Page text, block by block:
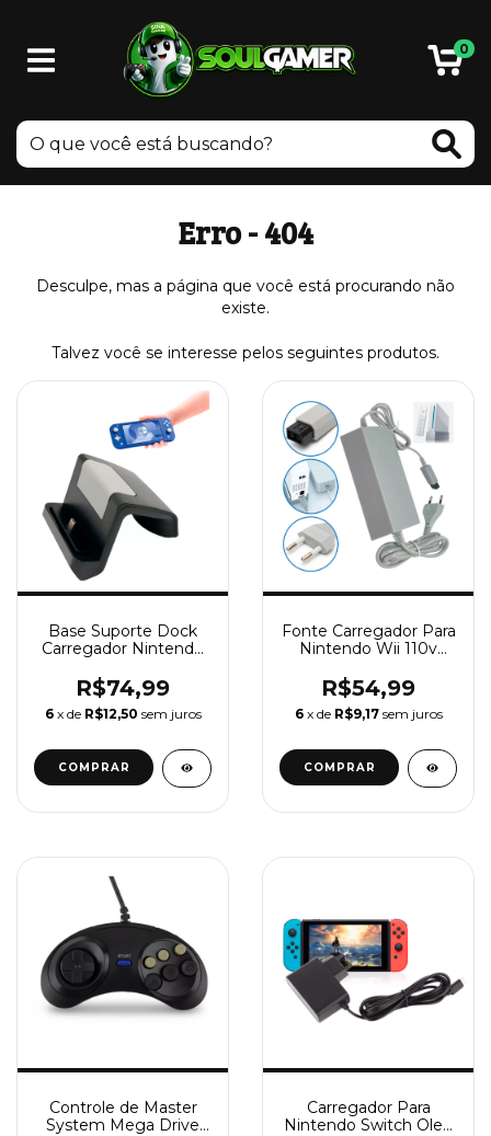
0
Erro - 404
Desculpe, mas a página que você está procurando não
existe.
Talvez você se interesse pelos seguintes produtos.
Base Suporte Dock
Carregador Nintendo
R$74,99
6 x de R$12,50 sem juros
Fonte Carregador Para
Nintendo Wii 110v
R$54,99
6 x de R$9,17 sem juros
Controle de Master
System Mega Drive
Carregador Para
Nintendo Switch Oled